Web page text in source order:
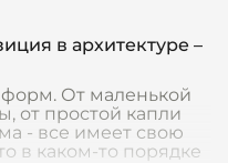
в архитектуре –
форм. От маленькой
от простой капли
- все имеет свою
в каком-то порядке